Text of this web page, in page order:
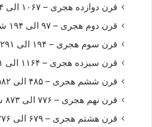
قرن دوازده هجری – ۱۰۶۷ الی ۱۱۶۴ شمسی
قرن دوم هجری – ۹۷ الی ۱۹۴ شمسی
قرن سوم هجری – ۱۹۴ الی ۲۹۱ شمسی
قرن سیزده هجری – ۱۱۶۴ الی ۱۲۶۱ شمسی
قرن ششم هجری – ۴۸۵ الی ۵۸۲ شمسی
قرن نهم هجری – ۷۷۶ الی ۸۷۳ شمسی
قرن هشتم هجری – ۶۷۹ الی ۷۷۶ شمسی